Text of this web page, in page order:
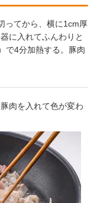
ってから、横に1cm厚
に入れてふんわりと
で4分加熱する。豚肉
肉を入れて色が変わ